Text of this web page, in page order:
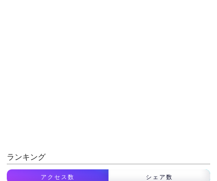
ランキング
アクセス数 シェア数